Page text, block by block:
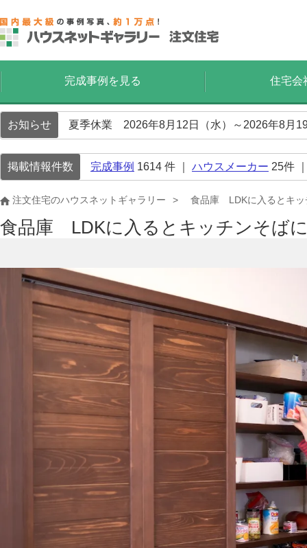
完成事例を見る 住宅会
お知らせ 夏季休業 2026年8月12日（水）～2026年8月
掲載情報件数 完成事例 1614 件 ｜ ハウスメーカー 25件
注文住宅のハウスネットギャラリー 食品庫 LDKに入るとキッ
食品庫 LDKに入るとキッチンそば